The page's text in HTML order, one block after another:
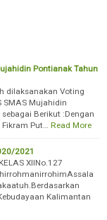
Pontianak Tahun
dilaksanakan Voting
SMAS Mujahidin
Berikut :Dengan
Put… Read More
2021
XIINo.127
Kalimantan